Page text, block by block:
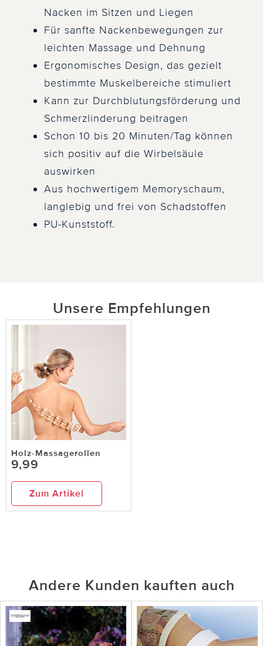
Nacken im Sitzen und Liegen
Für sanfte Nackenbewegungen zur
leichten Massage und Dehnung
Ergonomisches Design, das gezielt
bestimmte Muskelbereiche stimuliert
Kann zur Durchblutungsförderung und
Schmerzlinderung beitragen
Schon 10 bis 20 Minuten/Tag können
sich positiv auf die Wirbelsäule
auswirken
Aus hochwertigem Memoryschaum,
langlebig und frei von Schadstoffen
PU-Kunststoff.
Unsere Empfehlungen
Holz-Massagerollen
9,99
Zum Artikel
Andere Kunden kauften auch